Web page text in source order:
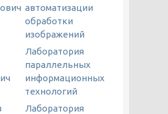
автоматизации
обработки
изображений
Лаборатория
параллельных
информационных
технологий
Лаборатория